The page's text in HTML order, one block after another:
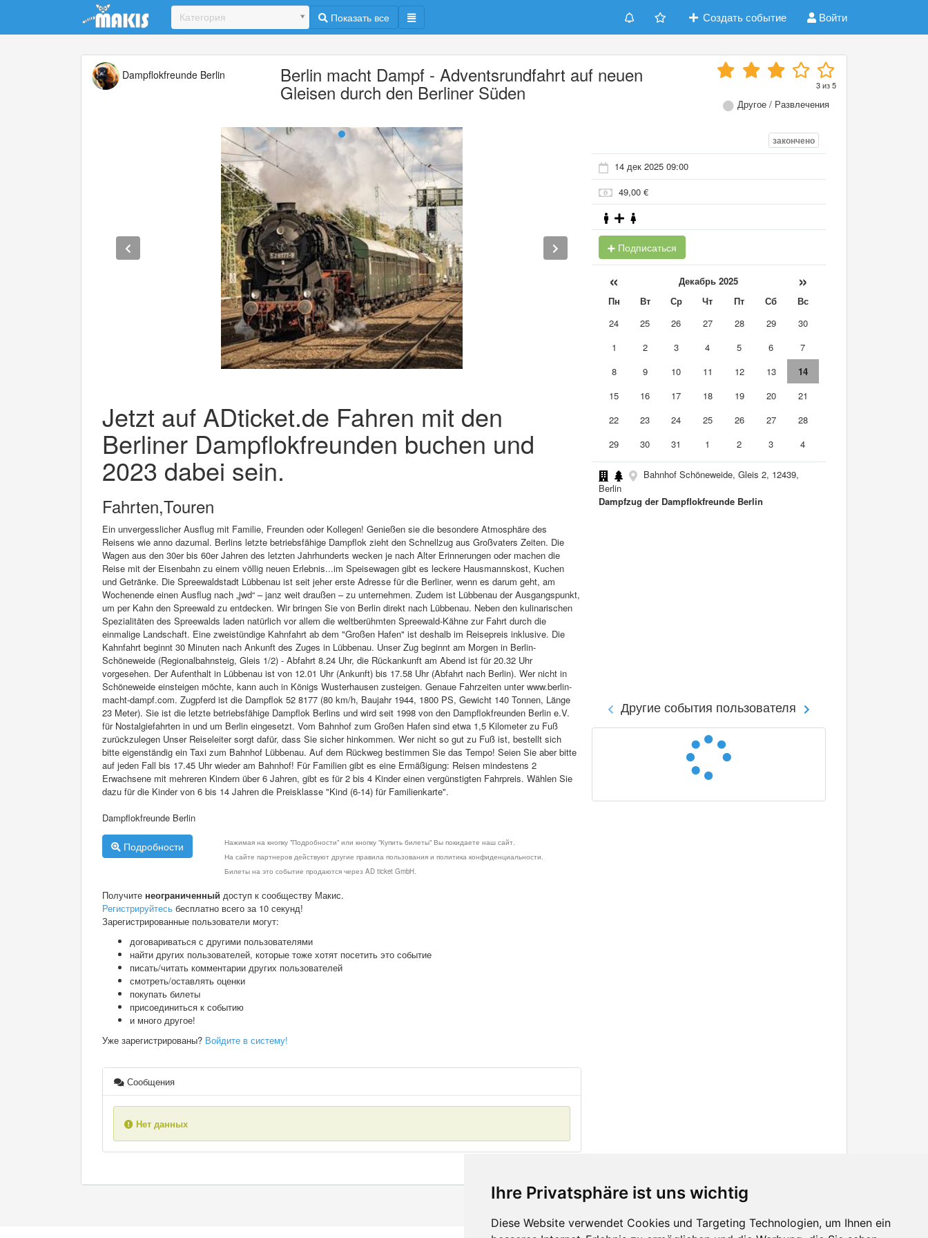
Ihre Privatsphäre ist uns wichtig
Diese Website verwendet Cookies und Targeting Technologien, um Ihnen ein
Update cookies preferences
Категория Показать все Создать событие Войти
Dampflokfreunde Berlin Berlin macht Dampf - Adventsrundfahrt auf neuen
Gleisen durch den Berliner Süden 3из5
Другое / Развлечения
Jetzt auf ADticket.de Fahren mit den
Berliner Dampflokfreunden buchen und
2023 dabei sein.
Fahrten,Touren
Ein unvergesslicher Ausflug mit Familie, Freunden oder Kollegen! Genießen sie die besondere Atmosphäre des
Reisens wie anno dazumal. Berlins letzte betriebsfähige Dampflok zieht den Schnellzug aus Großvaters Zeiten. Die
Wagen aus den 30er bis 60er Jahren des letzten Jahrhunderts wecken je nach Alter Erinnerungen oder machen die
Reise mit der Eisenbahn zu einem völlig neuen Erlebnis...im Speisewagen gibt es leckere Hausmannskost, Kuchen
und Getränke. Die Spreewaldstadt Lübbenau ist seit jeher erste Adresse für die Berliner, wenn es darum geht, am
Wochenende einen Ausflug nach „jwd“ – janz weit draußen – zu unternehmen. Zudem ist Lübbenau der Ausgangspunkt,
um per Kahn den Spreewald zu entdecken. Wir bringen Sie von Berlin direkt nach Lübbenau. Neben den kulinarischen
Spezialitäten des Spreewalds laden natürlich vor allem die weltberühmten Spreewald-Kähne zur Fahrt durch die
einmalige Landschaft. Eine zweistündige Kahnfahrt ab dem "Großen Hafen" ist deshalb im Reisepreis inklusive. Die
Kahnfahrt beginnt 30 Minuten nach Ankunft des Zuges in Lübbenau. Unser Zug beginnt am Morgen in Berlin-
Schöneweide (Regionalbahnsteig, Gleis 1/2) - Abfahrt 8.24 Uhr, die Rückankunft am Abend ist für 20.32 Uhr
vorgesehen. Der Aufenthalt in Lübbenau ist von 12.01 Uhr (Ankunft) bis 17.58 Uhr (Abfahrt nach Berlin). Wer nicht in
Schöneweide einsteigen möchte, kann auch in Königs Wusterhausen zusteigen. Genaue Fahrzeiten unter www.berlin-
macht-dampf.com. Zugpferd ist die Dampflok 52 8177 (80 km/h, Baujahr 1944, 1800 PS, Gewicht 140 Tonnen, Länge
23 Meter). Sie ist die letzte betriebsfähige Dampflok Berlins und wird seit 1998 von den Dampflokfreunden Berlin e.V.
für Nostalgiefahrten in und um Berlin eingesetzt. Vom Bahnhof zum Großen Hafen sind etwa 1,5 Kilometer zu Fuß
zurückzulegen Unser Reiseleiter sorgt dafür, dass Sie sicher hinkommen. Wer nicht so gut zu Fuß ist, bestellt sich
bitte eigenständig ein Taxi zum Bahnhof Lübbenau. Auf dem Rückweg bestimmen Sie das Tempo! Seien Sie aber bitte
auf jeden Fall bis 17.45 Uhr wieder am Bahnhof! Für Familien gibt es eine Ermäßigung: Reisen mindestens 2
Erwachsene mit mehreren Kindern über 6 Jahren, gibt es für 2 bis 4 Kinder einen vergünstigten Fahrpreis. Wählen Sie
dazu für die Kinder von 6 bis 14 Jahren die Preisklasse "Kind (6-14) für Familienkarte".
Dampflokfreunde Berlin
Подробности
Нажимая на кнопку "Подробности" или кнопку "Купить билеты" Вы покидаете наш сайт.
На сайте партнеров действуют другие правила пользования и политика конфиденциальности.
Билеты на это событие продаются через AD ticket GmbH.
Получите неограниченный доступ к сообществу Макис.
Регистрируйтесь бесплатно всего за 10 секунд!
Зарегистрированные пользователи могут:
договариваться с другими пользователями
найти других пользователей, которые тоже хотят посетить это событие
писать/читать комментарии других пользователей
смотреть/оставлять оценки
покупать билеты
присоединиться к событию
и много другое!
Уже зарегистрированы? Войдите в систему!
Сообщения
Нет данных
закончено
14 дек 2025 09:00
49,00 €
Подписаться
« Декабрь 2025 »
Пн Вт Ср Чт Пт Сб
Вс
24
25 26 27 28 29
30
1
2 3 4 5 6
7
8
9 10 11 12 13
14
15
16 17 18 19 20
21
22
23 24 25 26 27
28
29
30 31 1 2 3 4
Bahnhof Schöneweide, Gleis 2, 12439,
Berlin
Dampfzug der Dampflokfreunde Berlin
Другие события пользователя